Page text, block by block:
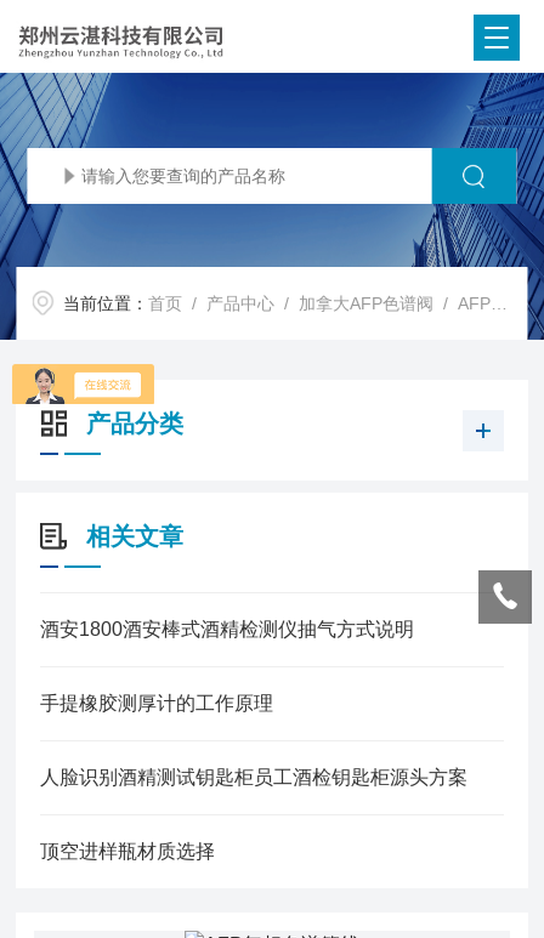
当前位置：首页 / 产品中心 / 加拿大AFP色谱阀 /AFP气相色谱管线
产品分类
相关文章
酒安1800酒安棒式酒精检测仪抽气方式说明
手提橡胶测厚计的工作原理
人脸识别酒精测试钥匙柜员工酒检钥匙柜源头方案
顶空进样瓶材质选择